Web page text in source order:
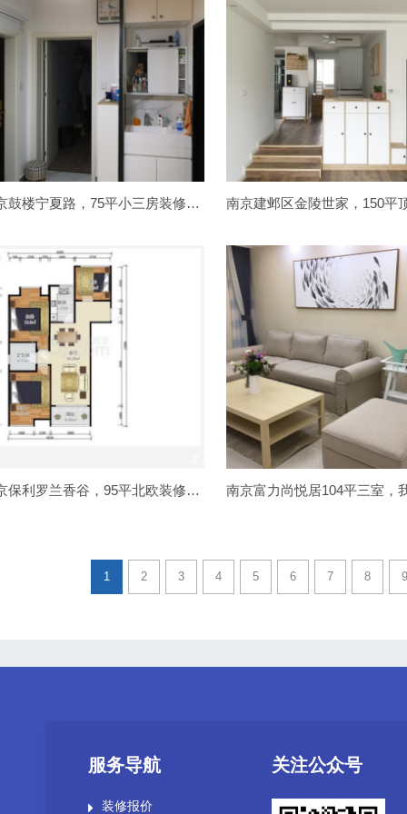
南京鼓楼宁夏路，75平小三房装修毕业照，简约实用以居家舒适为主
南京保利罗兰香谷，95平北欧装修风格，清新实用之家
1 2 3 4 5 6 7 8 9
服务导航
装修报价
关注公众号